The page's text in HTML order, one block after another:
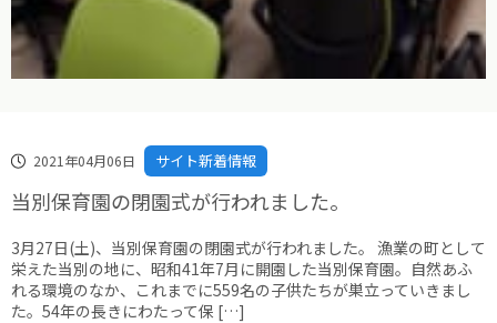
2021年04月06日 サイト新着情報
当別保育園の閉園式が行われました。
3月27日(土)、当別保育園の閉園式が行われました。 漁業の町として
栄えた当別の地に、昭和41年7月に開園した当別保育園。自然あふ
れる環境のなか、これまでに559名の子供たちが巣立っていきまし
た。54年の長きにわたって保 […]